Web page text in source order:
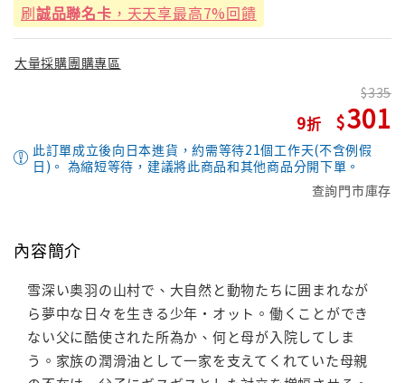
刷誠品聯名卡 ，天天享最高7%回饋
大量採購團購專區
9
335
301
此訂單成立後向日本進貨，約需等待21個工作天(不含例假
日)。 為縮短等待，建議將此商品和其他商品分開下單。
查詢門市庫存
內容簡介
雪深い奥羽の山村で、大自然と動物たちに囲まれなが
ら夢中な日々を生きる少年・オット。働くことができ
ない父に酷使された所為か、何と母が入院してしま
う。家族の潤滑油として一家を支えてくれていた母親